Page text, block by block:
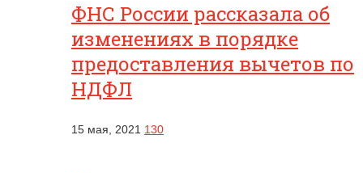
ФНС России рассказала об
изменениях в порядке
предоставления вычетов по
НДФЛ
15 мая, 2021 130